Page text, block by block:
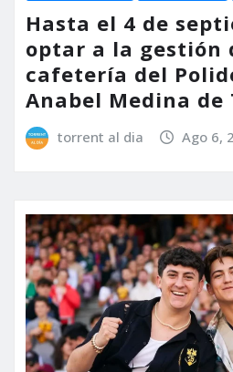
Hasta el 4 de
optar a la gestión
cafetería del
Anabel Medina de
torrent al dia Ago 6,